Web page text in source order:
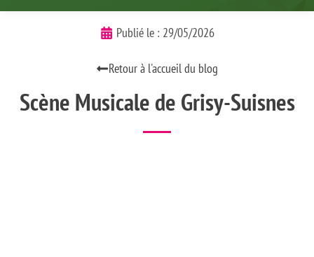
Publié le : 29/05/2026
Retour à l'accueil du blog
Scène Musicale de Grisy-Suisnes